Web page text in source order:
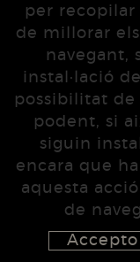
per
de millorar
navegant,
instal·lació
possibilitat de
podent, si
siguin
encara que
aquesta
de
Accepto